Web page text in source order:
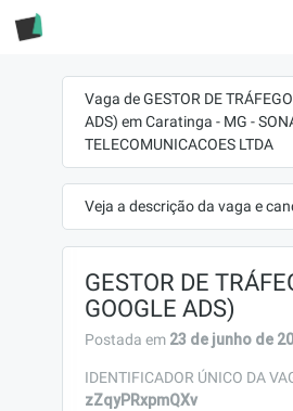
Vaga de GESTOR DE
ADS) em Caratinga - MG -
TELECOMUNICACOES LTDA
Veja a descrição da vaga e
GESTOR DE
GOOGLE ADS)
Postada em 23 de junho de
IDENTIFICADOR ÚNICO DA
zZqyPRxpmQXv